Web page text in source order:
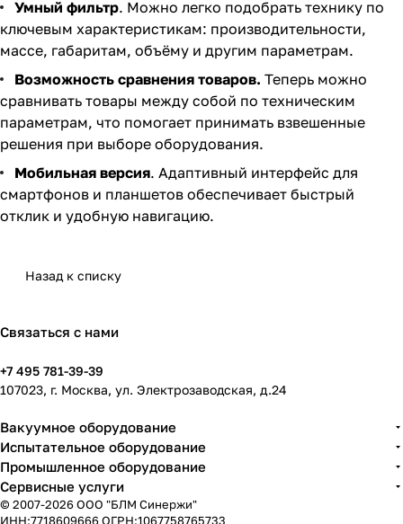
Умный фильтр. Можно легко подобрать технику по
ключевым характеристикам: производительности,
массе, габаритам, объёму и другим параметрам.
Возможность сравнения товаров. Теперь можно
сравнивать товары между собой по техническим
параметрам, что помогает принимать взвешенные
решения при выборе оборудования.
Мобильная версия. Адаптивный интерфейс для
смартфонов и планшетов обеспечивает быстрый
отклик и удобную навигацию.
Назад к списку
Связаться с нами
+7 495 781-39-39
107023, г. Москва, ул. Электрозаводская, д.24
Вакуумное оборудование
Испытательное оборудование
Промышленное оборудование
Сервисные услуги
© 2007-2026 ООО "БЛМ Синержи"
ИНН:7718609666 ОГРН:1067758765733